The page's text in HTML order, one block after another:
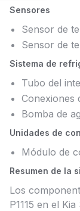
Sensores
Sensor de
Sensor de
Sistema de
Tubo del
Conexiones
Bomba de
Unidades de
Módulo de
Resumen de la
Los
P1115 en el